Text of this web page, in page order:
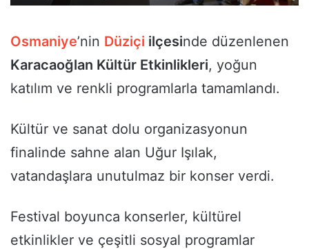
Osmaniye’nin Düziçi ilçesinde düzenlenen
Karacaoğlan Kültür Etkinlikleri, yoğun
katılım ve renkli programlarla tamamlandı.
Kültür ve sanat dolu organizasyonun
finalinde sahne alan Uğur Işılak,
vatandaşlara unutulmaz bir konser verdi.
Festival boyunca konserler, kültürel
etkinlikler ve çeşitli sosyal programlar